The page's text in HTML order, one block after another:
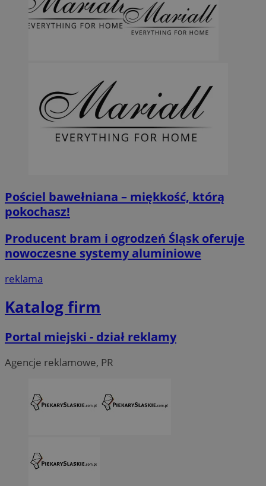
Pościel bawełniana – miękkość, którą
pokochasz!
Producent bram i ogrodzeń Śląsk oferuje
nowoczesne systemy aluminiowe
reklama
Katalog firm
Portal miejski - dział reklamy
Agencje reklamowe, PR